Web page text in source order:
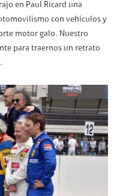
en Paul Ricard una
con vehículos y
motor galo. Nuestro
para traernos un retrato